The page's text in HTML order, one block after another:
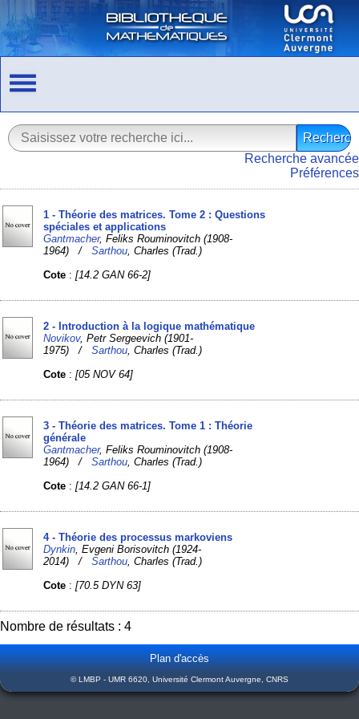
Recherche avancée
Préférences
1 - Théorie des matrices. Tome 2 : Questions
spéciales et applications
Gantmacher, Feliks Rouminovitch (1908-
1964) /Sarthou , Charles (Trad.)
Cote :[14.2 GAN 66-2]
2 - Introduction à la logique mathématique
Novikov, Petr Sergeevich (1901-
1975) /Sarthou , Charles (Trad.)
Cote :[05 NOV 64]
3 - Théorie des matrices. Tome 1 : Théorie
générale
Gantmacher, Feliks Rouminovitch (1908-
1964) /Sarthou , Charles (Trad.)
Cote :[14.2 GAN 66-1]
4 - Théorie des processus markoviens
Dynkin , Evgeni Borisovitch (1924-
2014) /Sarthou , Charles (Trad.)
Cote :[70.5 DYN 63]
Nombre de résultats : 4
Plan d'accès
© LMBP - UMR 6620, Université Clermont Auvergne, CNRS